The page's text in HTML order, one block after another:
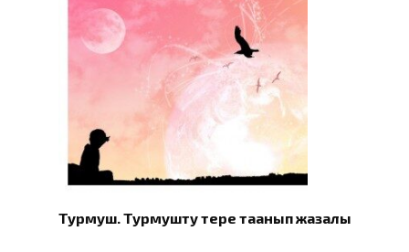
Турмуш. Турмушту терең таанып жазалы